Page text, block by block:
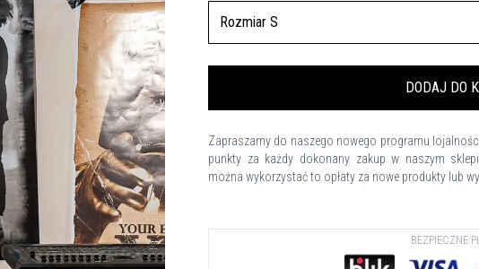
Rozmiar S
DODAJ DO
Zapraszamy do naszego nowego programu
punkty za każdy dokonany zakup w naszym
można wykorzystać to opłaty za nowe produkty lub
BEZPIECZNE